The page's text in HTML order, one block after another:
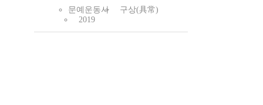
문예운동사
구상(具常)
2019